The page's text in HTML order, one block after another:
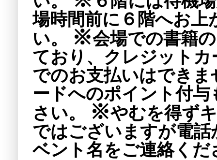
場時間前に６階へお
い。
※会場での書籍
ており、クレジット
でのお支払いはでき
ードへのポイント付
さい。
※やむを得ず
ではございますが電
ベント名をご連絡くだ